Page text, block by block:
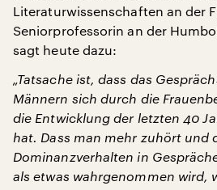
Literaturwissenschaften an der
Seniorprofessorin an der
sagt heute dazu:
„Tatsache ist, dass das
Männern sich durch die
die Entwicklung der letzten 40
hat. Dass man mehr zuhört und
Dominanzverhalten in
als etwas wahrgenommen wird,